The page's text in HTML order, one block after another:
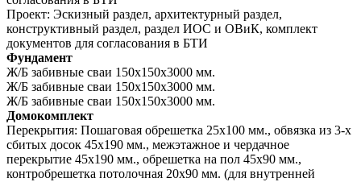
Проект: Эскизный раздел, архитектурный раздел,
конструктивный раздел, раздел ИОС и ОВиК, комплект
документов для согласования в БТИ
Фундамент
Ж/Б забивные сваи 150х150х3000 мм.
Ж/Б забивные сваи 150х150х3000 мм.
Ж/Б забивные сваи 150х150х3000 мм.
Домокомплект
Перекрытия: Пошаговая обрешетка 25х100 мм., обвязка из 3-х
сбитых досок 45х190 мм., межэтажное и чердачное
перекрытие 45х190 мм., обрешетка на пол 45х90 мм.,
контробрешетка потолочная 20х90 мм. (для внутренней